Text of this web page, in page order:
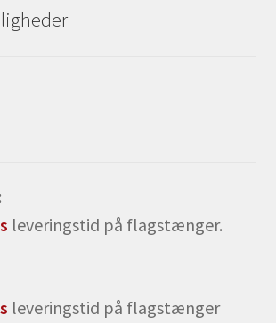
leveringstid på flagstænger.
leveringstid på flagstænger